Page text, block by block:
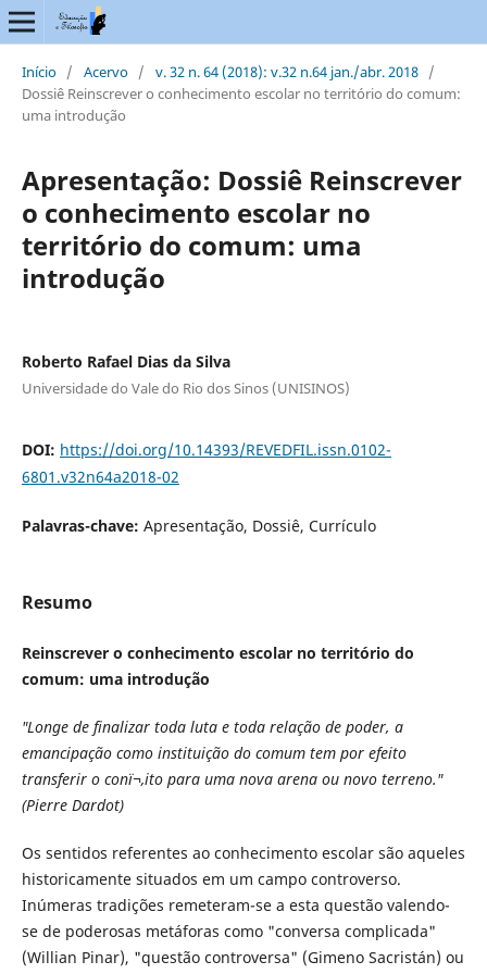
Início / Acervo / v. 32 n. 64 (2018): v.32 n.64 jan./abr. 2018 /
Dossiê Reinscrever o conhecimento escolar no território do comum:
uma introdução
Apresentação: Dossiê Reinscrever
o conhecimento escolar no
território do comum: uma
introdução
Roberto Rafael Dias da Silva
Universidade do Vale do Rio dos Sinos (UNISINOS)
DOI: https://doi.org/10.14393/REVEDFIL.issn.0102-
6801.v32n64a2018-02
Palavras-chave: Apresentação, Dossiê, Currículo
Resumo
Reinscrever o conhecimento escolar no território do
comum: uma introdução
"Longe de finalizar toda luta e toda relação de poder, a
emancipação como instituição do comum tem por efeito
transferir o conï¬‚ito para uma nova arena ou novo terreno."
(Pierre Dardot)
Os sentidos referentes ao conhecimento escolar são aqueles
historicamente situados em um campo controverso.
Inúmeras tradições remeteram-se a esta questão valendo-
se de poderosas metáforas como "conversa complicada"
(Willian Pinar), "questão controversa" (Gimeno Sacristán) ou